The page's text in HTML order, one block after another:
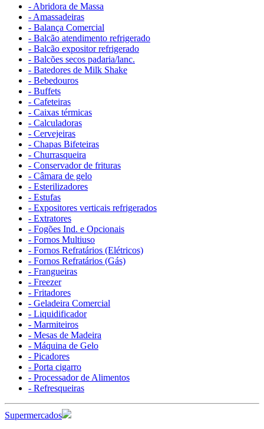
- Abridora de Massa
- Amassadeiras
- Balança Comercial
- Balcão atendimento refrigerado
- Balcão expositor refrigerado
- Balcões secos padaria/lanc.
- Batedores de Milk Shake
- Bebedouros
- Buffets
- Cafeteiras
- Caixas térmicas
- Calculadoras
- Cervejeiras
- Chapas Bifeteiras
- Churrasqueira
- Conservador de frituras
- Câmara de gelo
- Esterilizadores
- Estufas
- Expositores verticais refrigerados
- Extratores
- Fogões Ind. e Opcionais
- Fornos Multiuso
- Fornos Refratários (Elétricos)
- Fornos Refratários (Gás)
- Frangueiras
- Freezer
- Fritadores
- Geladeira Comercial
- Liquidificador
- Marmiteiros
- Mesas de Madeira
- Máquina de Gelo
- Picadores
- Porta cigarro
- Processador de Alimentos
- Refresqueiras
Supermercados